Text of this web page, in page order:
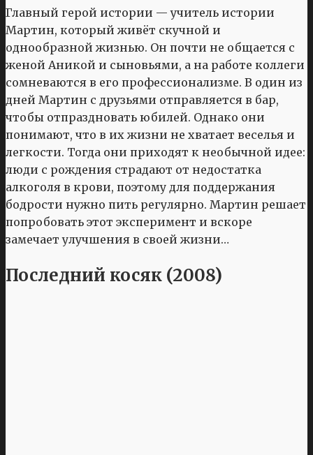
Главный герой истории — учитель истории
Мартин, который живёт скучной и
однообразной жизнью. Он почти не общается с
женой Аникой и сыновьями, а на работе коллеги
сомневаются в его профессионализме. В один из
дней Мартин с друзьями отправляется в бар,
чтобы отпраздновать юбилей. Однако они
понимают, что в их жизни не хватает веселья и
легкости. Тогда они приходят к необычной идее:
люди с рождения страдают от недостатка
алкоголя в крови, поэтому для поддержания
бодрости нужно пить регулярно. Мартин решает
попробовать этот эксперимент и вскоре
замечает улучшения в своей жизни…
Последний косяк (2008)